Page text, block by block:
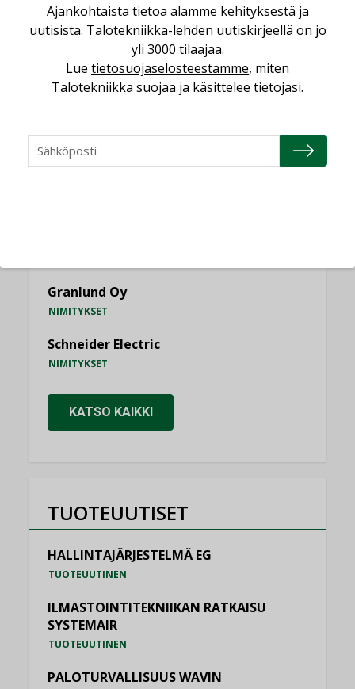
KATSO KAIKKI
NIMITYKSET
Granlund Oy
NIMITYKSET
Schneider Electric
NIMITYKSET
KATSO KAIKKI
TUOTEUUTISET
HALLINTAJÄRJESTELMÄ EG
TUOTEUUTINEN
ILMASTOINTITEKNIIKAN RATKAISU
SYSTEMAIR
TUOTEUUTINEN
PALOTURVALLISUUS WAVIN
Ajankohtaista tietoa alamme kehityksestä ja
uutisista. Talotekniikka-lehden uutiskirjeellä on jo
yli 3000 tilaajaa.
Lue tietosuojaselosteestamme, miten
Talotekniikka suojaa ja käsittelee tietojasi.